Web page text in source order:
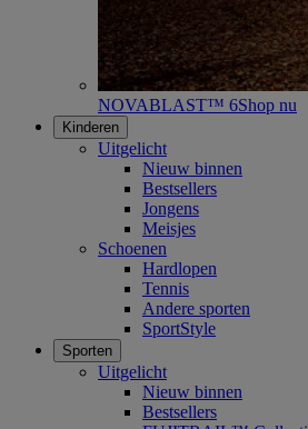
NOVABLAST™ 6Shop nu
Kinderen
Uitgelicht
Nieuw binnen
Bestsellers
Jongens
Meisjes
Schoenen
Hardlopen
Tennis
Andere sporten
SportStyle
Sporten
Uitgelicht
Nieuw binnen
Bestsellers